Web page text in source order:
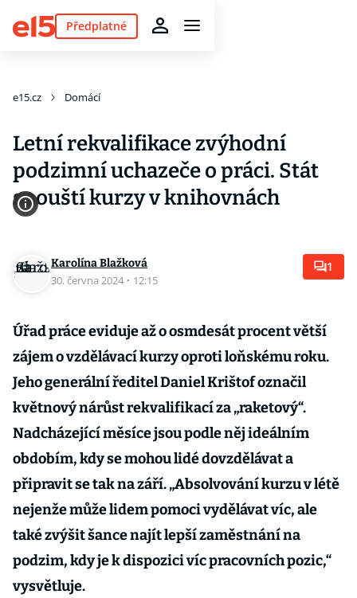
Předplatné
e15.cz Domácí
Letní rekvalifikace zvýhodní
podzimní uchazeče o práci. Stát
spouští kurzy v knihovnách
Karolína Blažková
30. června 2024 · 12:15
1
Úřad práce eviduje až o osmdesát procent větší
zájem o vzdělávací kurzy oproti loňskému roku.
Jeho generální ředitel Daniel Krištof označil
květnový nárůst rekvalifikací za „raketový“.
Nadcházející měsíce jsou podle něj ideálním
obdobím, kdy se mohou lidé dovzdělávat a
připravit se tak na září. „Absolvování kurzu v létě
nejenže může lidem pomoci vydělávat víc, ale
také zvýšit šance najít lepší zaměstnání na
podzim, kdy je k dispozici víc pracovních pozic,“
vysvětluje.